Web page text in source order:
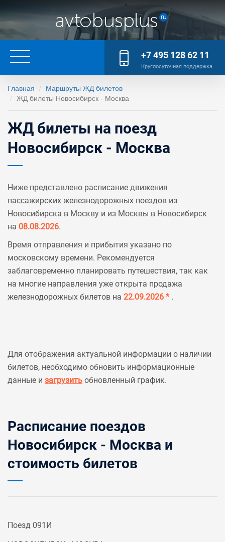
+7 495 128 62 11
Круглосуточная поддержка
Главная
Маршруты ЖД билетов
ЖД билеты Новосибирск - Москва
ЖД билеты на поезд
Новосибирск - Москва
Ниже представлено расписание движения
пассажирских железнодорожных поездов из
Новосибирска в Москву и из Москвы в Новосибирск
на 08.08.2026.
Время отправления и прибытия указано по
московскому времени. Рекомендуется
заблаговременно планировать путешествия, так как
на многие направления уже открыта продажа
железнодорожных билетов на 22.09.2026 * .
Для отображения актуальной информации о наличии
билетов, необходимо обновить информационные
данные и загрузить обновленный график.
Расписание поездов
Новосибирск - Москва и
стоимость билетов
Поезд 091И